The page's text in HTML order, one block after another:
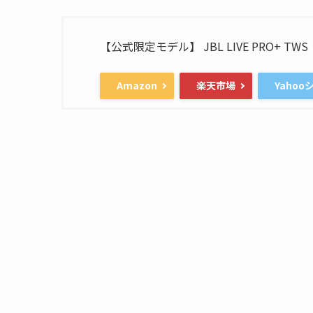
【公式限定モデル】 JBL LIVE PRO+ TWS
Amazon 楽天市場 Yahoo